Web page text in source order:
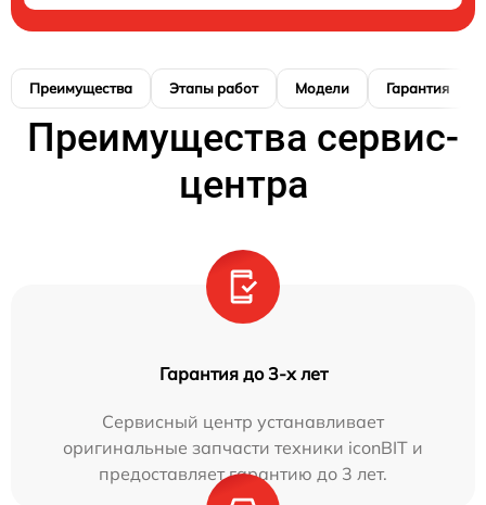
Преимущества Этапы работ Модели Гарантия
Преимущества сервис-
центра
Гарантия до 3-х лет
Сервисный центр устанавливает
оригинальные запчасти техники iconBIT и
предоставляет гарантию до 3 лет.